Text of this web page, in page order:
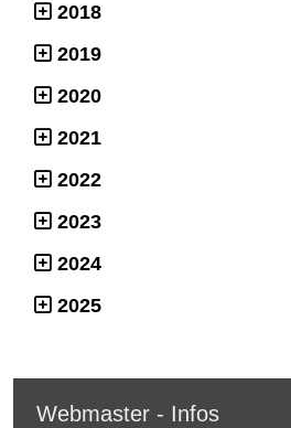
2018
2019
2020
2021
2022
2023
2024
2025
Webmaster - Infos